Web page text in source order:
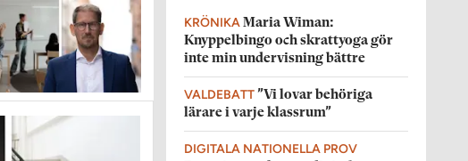
KRÖNIKA Maria Wiman:
Knyppelbingo och skrattyoga gör
inte min undervisning bättre
VALDEBATT ”Vi lovar behöriga
lärare i varje klassrum”
DIGITALA NATIONELLA PROV